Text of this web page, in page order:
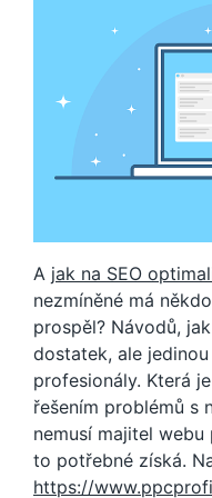
A jak na SEO
nezmíněné má
prospěl? Návodů,
dostatek, ale
profesionály. Která
řešením problémů s
nemusí majitel
to potřebné získá.
https://